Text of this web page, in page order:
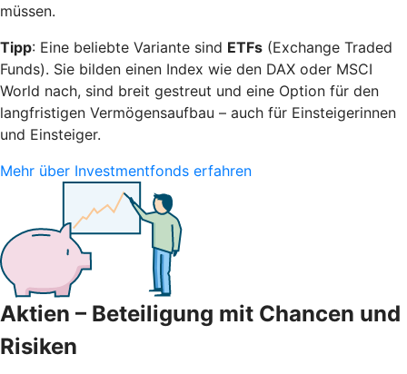
müssen.
Tipp: Eine beliebte Variante sind ETFs (Exchange Traded
Funds). Sie bilden einen Index wie den DAX oder MSCI
World nach, sind breit gestreut und eine Option für den
langfristigen Vermögensaufbau – auch für Einsteigerinnen
und Einsteiger.
Mehr über Investmentfonds erfahren
Aktien – Beteiligung mit Chancen und
Risiken